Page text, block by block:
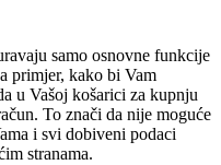
samo osnovne funkcije
primjer, kako bi Vam
u Vašoj košarici za kupnju
To znači da nije moguće
i svi dobiveni podaci
stranama.